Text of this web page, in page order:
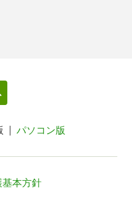
パソコン版
基本方針